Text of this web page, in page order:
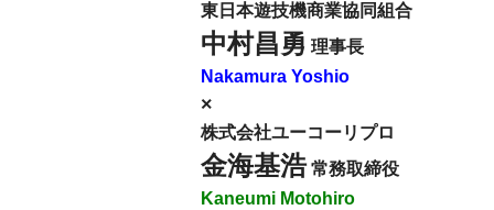
東日本遊技機商業協同組合
中村昌勇 理事長
Nakamura Yoshio
×
株式会社ユーコーリプロ
金海基浩常務取締役
Kaneumi Motohiro